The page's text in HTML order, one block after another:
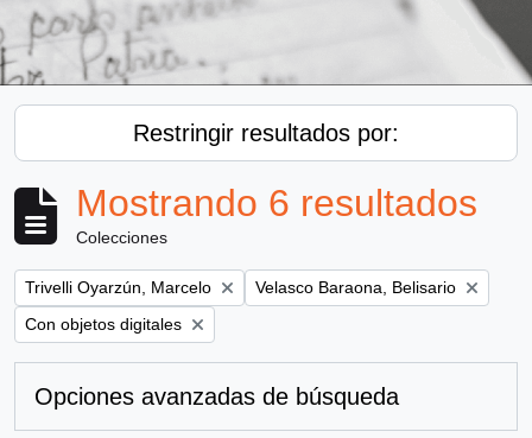
Restringir resultados por:
Mostrando 6 resultados
Colecciones
Remove filter:
Trivelli Oyarzún, Marcelo Remove filter:
Velasco Baraona, Belisario
Remove filter:
Con objetos digitales
Opciones avanzadas de búsqueda